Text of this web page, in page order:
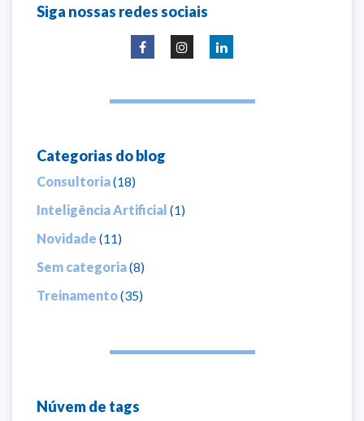
Siga nossas redes sociais
Categorias do blog
Consultoria(18)
Inteligência Artificial (1)
Novidade (11)
Sem categoria(8)
Treinamento(35)
Núvem de tags